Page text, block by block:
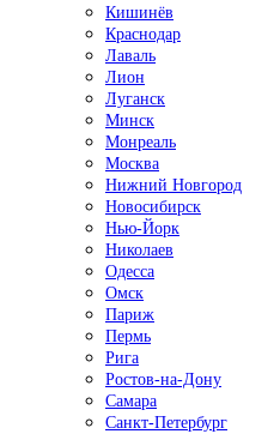
Кишинёв
Краснодар
Лаваль
Лион
Луганск
Минск
Монреаль
Москва
Нижний Новгород
Новосибирск
Нью-Йорк
Николаев
Одесса
Омск
Париж
Пермь
Рига
Ростов-на-Дону
Самара
Санкт-Петербург